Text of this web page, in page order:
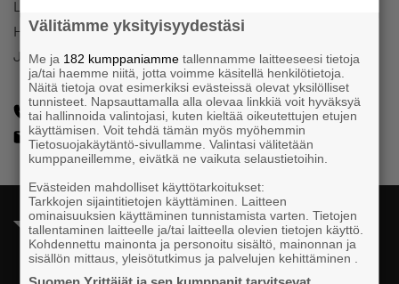
Laukaan Yrittäjät
Hallitus
Jäsen
+358405770421
posti@lempileivos.com
Välitämme yksityisyydestäsi
Me ja 182 kumppaniamme tallennamme laitteeseesi tietoja
ja/tai haemme niitä, jotta voimme käsitellä henkilötietoja.
Näitä tietoja ovat esimerkiksi evästeissä olevat yksilölliset
tunnisteet. Napsauttamalla alla olevaa linkkiä voit hyväksyä
tai hallinnoida valintojasi, kuten kieltää oikeutettujen etujen
käyttämisen. Voit tehdä tämän myös myöhemmin
Tietosuojakäytäntö-sivullamme. Valintasi välitetään
kumppaneillemme, eivätkä ne vaikuta selaustietoihin.
Evästeiden mahdolliset käyttötarkoitukset:
Tarkkojen sijaintitietojen käyttäminen. Laitteen
ominaisuuksien käyttäminen tunnistamista varten. Tietojen
tallentaminen laitteelle ja/tai laitteella olevien tietojen käyttö.
Kohdennettu mainonta ja personoitu sisältö, mainonnan ja
sisällön mittaus, yleisötutkimus ja palvelujen kehittäminen .